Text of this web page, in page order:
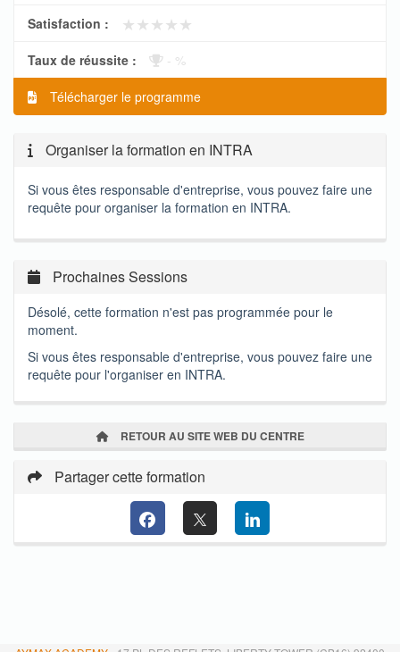
Satisfaction : ★★★★★
★★★★★
Taux de réussite : - %
Télécharger le programme
Organiser la formation en INTRA
Si vous êtes responsable d'entreprise, vous pouvez faire une
requête pour organiser la formation en INTRA.
Prochaines Sessions
Désolé, cette formation n'est pas programmée pour le
moment.
Si vous êtes responsable d'entreprise, vous pouvez faire une
requête pour l'organiser en INTRA.
RETOUR AU SITE WEB DU CENTRE
Partager cette formation